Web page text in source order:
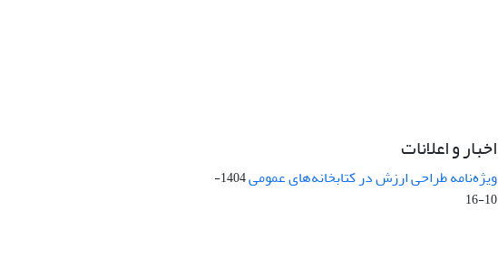
اخبار و اعلانات
ویژه‌نامه طراحی ارزش در کتابخانه‌های عمومی
1404-
10-16